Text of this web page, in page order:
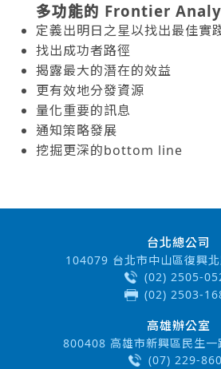
多功能的 Frontier
定義出明日之星以找出最佳實
找出成功者路徑
揭露最大的潛在的效益
更有效地分發資源
量化重要的訊息
通知策略發展
挖掘更深的bottom line
台北總公司
104079 台北市中山區復興
(02) 2505-
(02) 2503-
高雄辦公室
800408 高雄市新興區民生
(07) 229-